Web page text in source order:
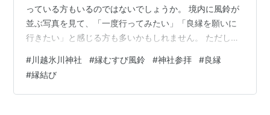
っている方もいるのではないでしょうか。 境内に風鈴が
並ぶ写真を見て、「一度行ってみたい」「良縁を願いに
行きたい」と感じる方も多いかもしれません。 ただし、
せん。 川越氷川神社へ参拝し、今ある縁への感謝や、こ
れから大切にしたい人とのつながりを静かに見つめ直す
時間として考えることもできます。 令和8年の川越氷川
#川越氷川神社 #縁むすび風鈴 #神社参拝 #良縁
#縁結び